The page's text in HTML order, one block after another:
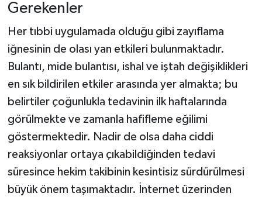
Gerekenler
Her tıbbi uygulamada olduğu gibi zayıflama
iğnesinin de olası yan etkileri bulunmaktadır.
Bulantı, mide bulantısı, ishal ve iştah değişiklikleri
en sık bildirilen etkiler arasında yer almakta; bu
belirtiler çoğunlukla tedavinin ilk haftalarında
görülmekte ve zamanla hafifleme eğilimi
göstermektedir. Nadir de olsa daha ciddi
reaksiyonlar ortaya çıkabildiğinden tedavi
süresince hekim takibinin kesintisiz sürdürülmesi
büyük önem taşımaktadır. İnternet üzerinden